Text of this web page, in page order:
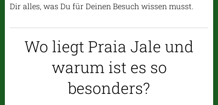
Dir alles, was Du für Deinen Besuch wissen musst.
Wo liegt Praia Jale und
warum ist es so
besonders?